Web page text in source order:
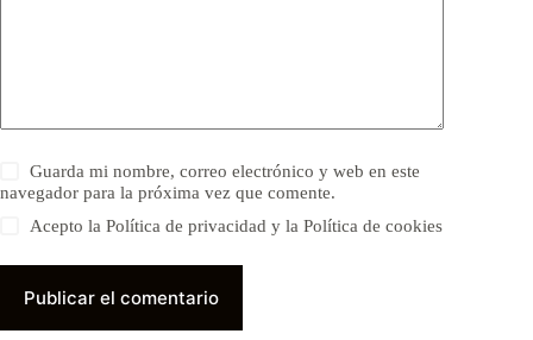
Guarda mi nombre, correo electrónico y web en este
navegador para la próxima vez que comente.
Acepto la Política de privacidad y la Política de cookies
Publicar el comentario